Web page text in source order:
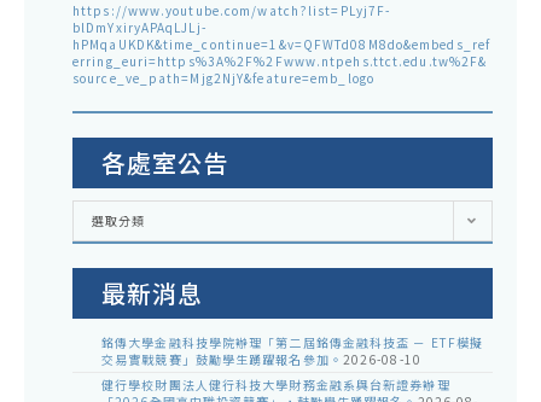
https://www.youtube.com/watch?list=PLyj7F-
blDmYxiryAPAqLJLj-
hPMqaUKDK&time_continue=1&v=QFWTd08M8do&embeds_ref
erring_euri=https%3A%2F%2Fwww.ntpehs.ttct.edu.tw%2F&
source_ve_path=Mjg2NjY&feature=emb_logo
各處室公告
各
室
選取分類
最新消息
銘傳大學金融科技學院辦理「第二屆銘傳金融科技盃 － ETF模擬
交易實戰競賽」鼓勵學生踴躍報名參加。 2026-08-10
健行學校財團法人健行科技大學財務金融系與台新證券辦理